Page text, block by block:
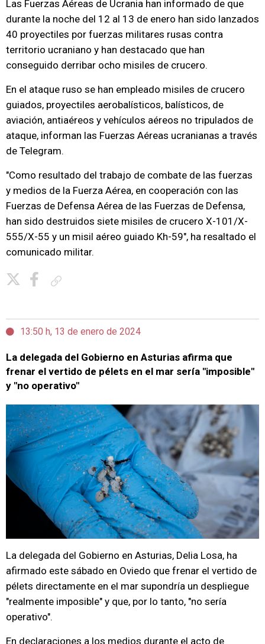
Las Fuerzas Aéreas de Ucrania han informado de que
durante la noche del 12 al 13 de enero han sido lanzados
40 proyectiles por fuerzas militares rusas contra
territorio ucraniano y han destacado que han
conseguido derribar ocho misiles de crucero.
En el ataque ruso se han empleado misiles de crucero
guiados, proyectiles aerobalísticos, balísticos, de
aviación, antiaéreos y vehículos aéreos no tripulados de
ataque, informan las Fuerzas Aéreas ucranianas a través
de Telegram.
"Como resultado del trabajo de combate de las fuerzas
y medios de la Fuerza Aérea, en cooperación con las
Fuerzas de Defensa Aérea de las Fuerzas de Defensa,
han sido destruidos siete misiles de crucero X-101/X-
555/X-55 y un misil aéreo guiado Kh-59", ha resaltado el
comunicado militar.
13:50 h, 13 de enero de 2024
La delegada del Gobierno en Asturias afirma que
frenar el vertido de pélets en el mar sería "imposible"
y "no operativo"
La delegada del Gobierno en Asturias, Delia Losa, ha
afirmado este sábado en Oviedo que frenar el vertido de
pélets directamente en el mar supondría un despliegue
"realmente imposible" y que, por lo tanto, "no sería
operativo".
En declaraciones a los medios durante el acto de